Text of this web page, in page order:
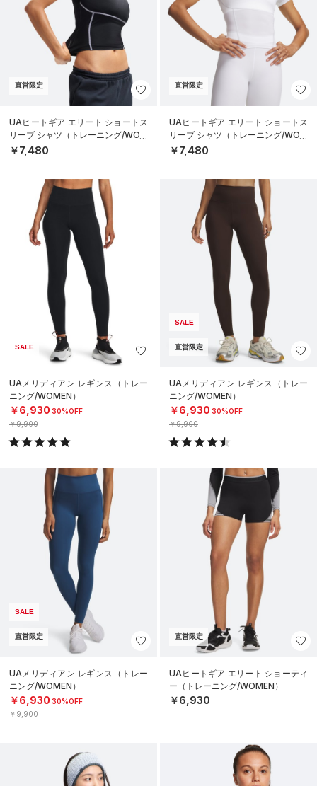
直営限定
UAヒートギア エリート ショートス
リーブ シャツ（トレーニング/WOM
EN）
￥7,480
直営限定
UAヒートギア エリート ショートス
リーブ シャツ（トレーニング/WOM
EN）
￥7,480
SALE
UAメリディアン レギンス（トレー
ニング/WOMEN）
￥6,930 30%OFF
￥9,900
SALE
直営限定
UAメリディアン レギンス（トレー
ニング/WOMEN）
￥6,930 30%OFF
￥9,900
SALE
直営限定
UAメリディアン レギンス（トレー
ニング/WOMEN）
￥6,930 30%OFF
￥9,900
直営限定
UAヒートギア エリート ショーティ
ー（トレーニング/WOMEN）
￥6,930